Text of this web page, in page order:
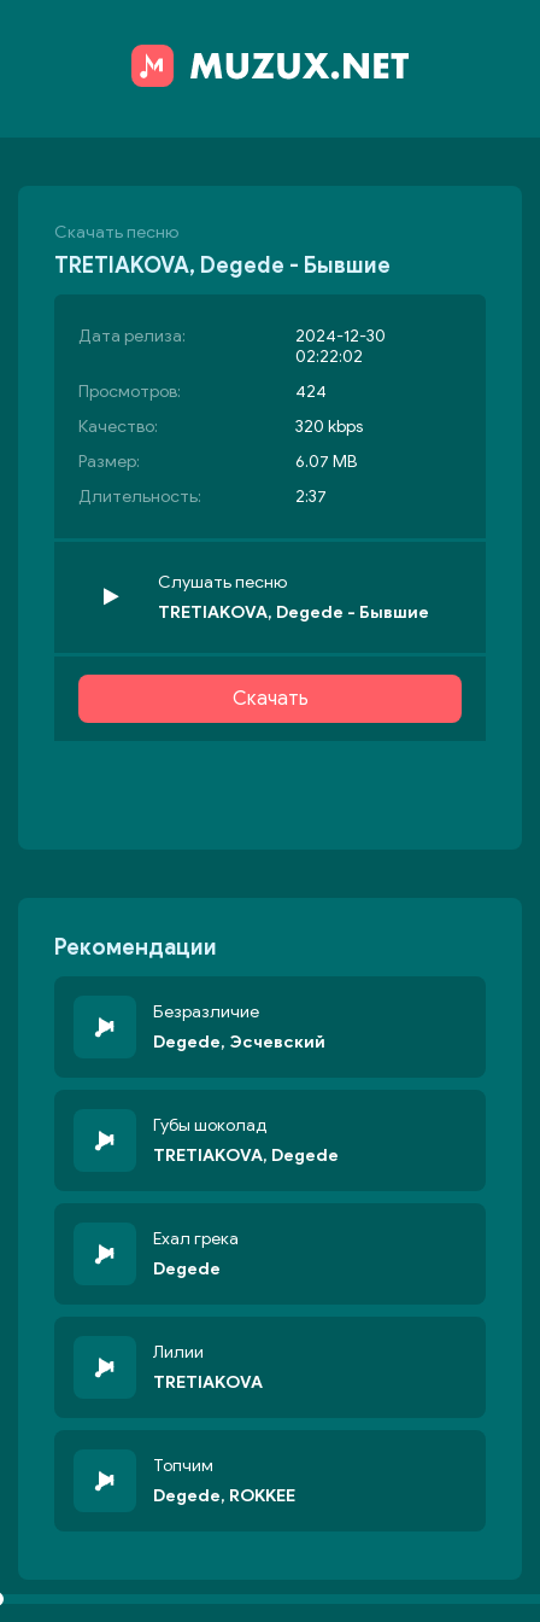
Скачать песню
TRETIAKOVA, Degede - Бывшие
Дата релиза:
2024-12-30
02:22:02
Просмотров:
424
Качество:
320 kbps
Размер:
6.07 MB
Длительность:
2:37
Слушать песню
TRETIAKOVA, Degede - Бывшие
Скачать
Рекомендации
Безразличие
Degede, Эсчевский
Губы шоколад
TRETIAKOVA, Degede
Ехал грека
Degede
Лилии
TRETIAKOVA
Топчим
Degede, ROKKEE